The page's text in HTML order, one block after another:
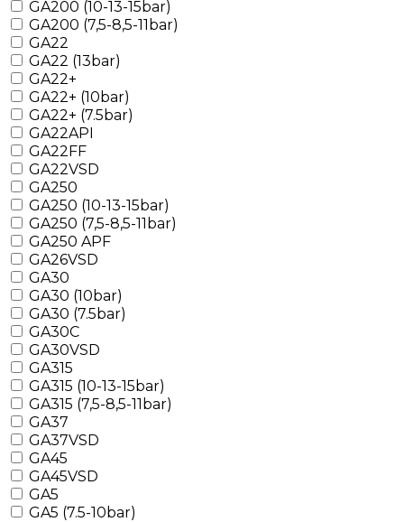
GA200 (10-13-15bar)
GA200 (7,5-8,5-11bar)
GA22
GA22 (13bar)
GA22+
GA22+ (10bar)
GA22+ (7.5bar)
GA22API
GA22FF
GA22VSD
GA250
GA250 (10-13-15bar)
GA250 (7,5-8,5-11bar)
GA250 APF
GA26VSD
GA30
GA30 (10bar)
GA30 (7.5bar)
GA30C
GA30VSD
GA315
GA315 (10-13-15bar)
GA315 (7,5-8,5-11bar)
GA37
GA37VSD
GA45
GA45VSD
GA5
GA5 (7.5-10bar)